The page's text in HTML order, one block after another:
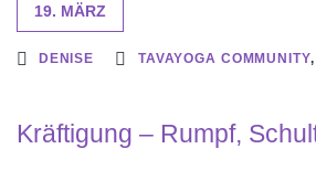
19. MÄRZ
DENISE TAVAYOGA COMMUNITY,
Kräftigung – Rumpf,